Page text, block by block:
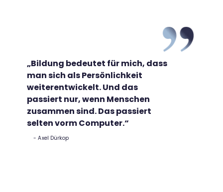
„Bildung bedeutet für mich, dass
man sich als Persönlichkeit
weiterentwickelt. Und das
passiert nur, wenn Menschen
zusammen sind. Das passiert
selten vorm Computer.“
Axel Dürkop